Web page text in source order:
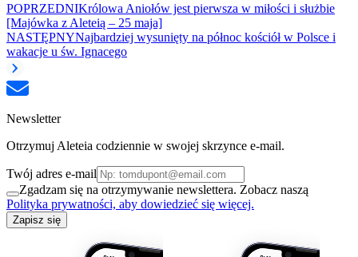
POPRZEDNIKrólowa Aniołów jest pierwsza w miłości i służbie
[Majówka z Aleteią – 25 maja]
NASTĘPNYNajbardziej wysunięty na północ kościół w Polsce i
wakacje u św. Ignacego
Newsletter
Otrzymuj Aleteia codziennie w swojej skrzynce e-mail.
Twój adres e-mail
Zgadzam się na otrzymywanie newslettera. Zobacz naszą
Polityka prywatności, aby dowiedzieć się więcej.
Zapisz się